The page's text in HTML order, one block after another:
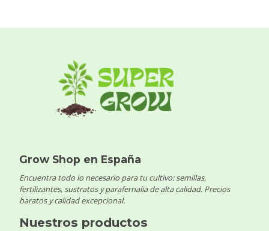
Grow Shop en España
Encuentra todo lo necesario para tu cultivo: semillas,
fertilizantes, sustratos y parafernalia de alta calidad. Precios
baratos y calidad excepcional.
Nuestros productos